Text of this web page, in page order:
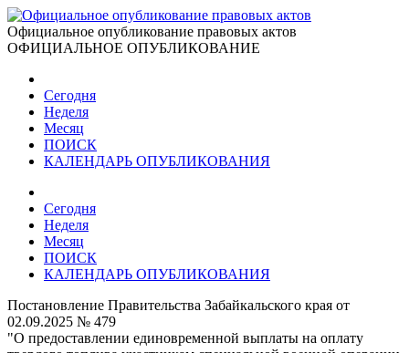
Официальное опубликование правовых актов
ОФИЦИАЛЬНОЕ ОПУБЛИКОВАНИЕ
Сегодня
Неделя
Месяц
ПОИСК
КАЛЕНДАРЬ ОПУБЛИКОВАНИЯ
Сегодня
Неделя
Месяц
ПОИСК
КАЛЕНДАРЬ ОПУБЛИКОВАНИЯ
Постановление Правительства Забайкальского края от
02.09.2025 № 479
"О предоставлении единовременной выплаты на оплату